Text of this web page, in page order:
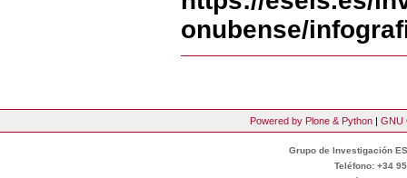
onubense/
Powered by Plone & Python | GNU
Grupo de Investigación
Teléfono: +34